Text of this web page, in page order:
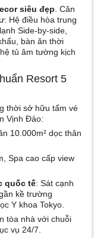
siêu đẹp . Căn
Hệ điều hòa trung
Side-by-side,
bàn ăn thời
tủ âm tường kịch
Resort 5
thời sở hữu tấm vé
Vịnh Đảo:
10.000m² dọc thân
Spa cao cấp view
quốc tế: Sát cạnh
kề trường
Y khoa Tokyo.
tòa nhà với chuỗi
vụ 24/7.